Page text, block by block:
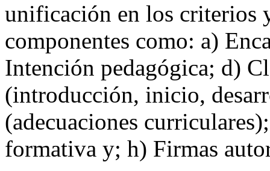
unificación en los criterios
componentes como: a)
Intención pedagógica; d)
(introducción, inicio,
(adecuaciones
formativa y; h) Firmas